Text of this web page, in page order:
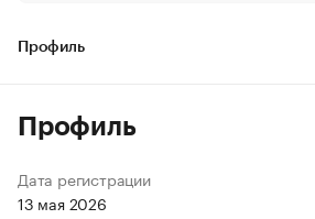
Профиль
Профиль
Дата регистрации
13 мая 2026